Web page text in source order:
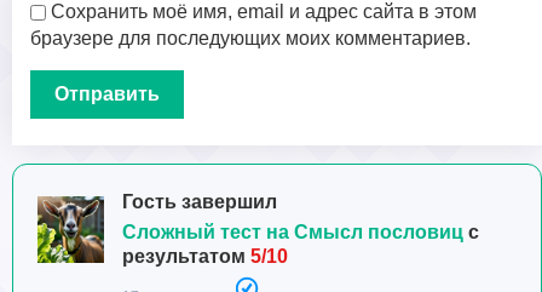
Сохранить моё имя, email и адрес сайта в этом
браузере для последующих моих комментариев.
Гость завершил
Сложный тест на Смысл пословиц с
результатом 5/10